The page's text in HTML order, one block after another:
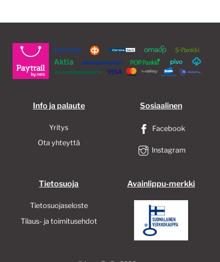
Info ja palaute
Yritys
Ota yhteyttä
Sosiaalinen
Facebook
Instagram
Tietosuoja
Tietosuojaseloste
Tilaus- ja toimitusehdot
Avainlippu-merkki